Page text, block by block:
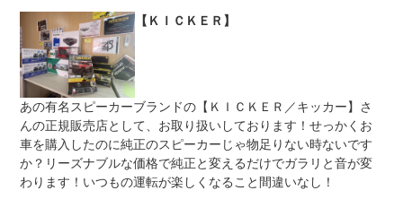
上限金額 -
免責金 無し
保証修理
受付先
-
法定整備
整備付 法定12ヶ月または法定24ヶ月点検整備付
※車検なし・車検整備付の場合は法定24ヶ月点検整備付
※商用車は6ヶ月または12ヶ月点検整備付
法定整備
中古車でも気持ちよく乗れるようにエンジンオイル・オイ
ルフィルター・ワイパーブレードはすべて交換して納車し
【ＫＩＣＫＥＲ】
あの有名スピーカーブランドの【ＫＩＣＫＥＲ／キッカー】さ
んの正規販売店として、お取り扱いしております！せっかくお
車を購入したのに純正のスピーカーじゃ物足りない時ないです
か？リーズナブルな価格で純正と変えるだけでガラリと音が変
わります！いつもの運転が楽しくなること間違いなし！